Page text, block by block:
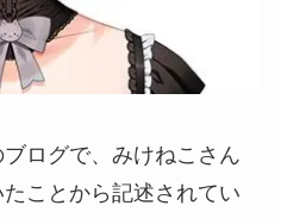
ログで、みけねこさん
ことから記述されてい